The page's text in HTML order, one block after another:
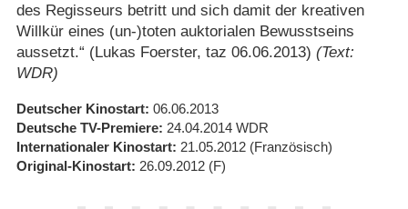
des Regisseurs betritt und sich damit der kreativen
Willkür eines (un-)toten auktorialen Bewusstseins
aussetzt.“ (Lukas Foerster, taz 06.06.2013) (Text:
WDR)
Deutscher Kinostart 06.06.2013
Deutsche TV-Premiere 24.04.2014 WDR
Internationaler Kinostart 21.05.2012 (Französisch)
Original-Kinostart 26.09.2012 (F)